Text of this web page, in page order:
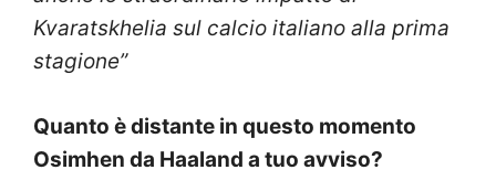
Kvaratskhelia sul calcio italiano alla prima
stagione”
Quanto è distante in questo momento
Osimhen da Haaland a tuo avviso?